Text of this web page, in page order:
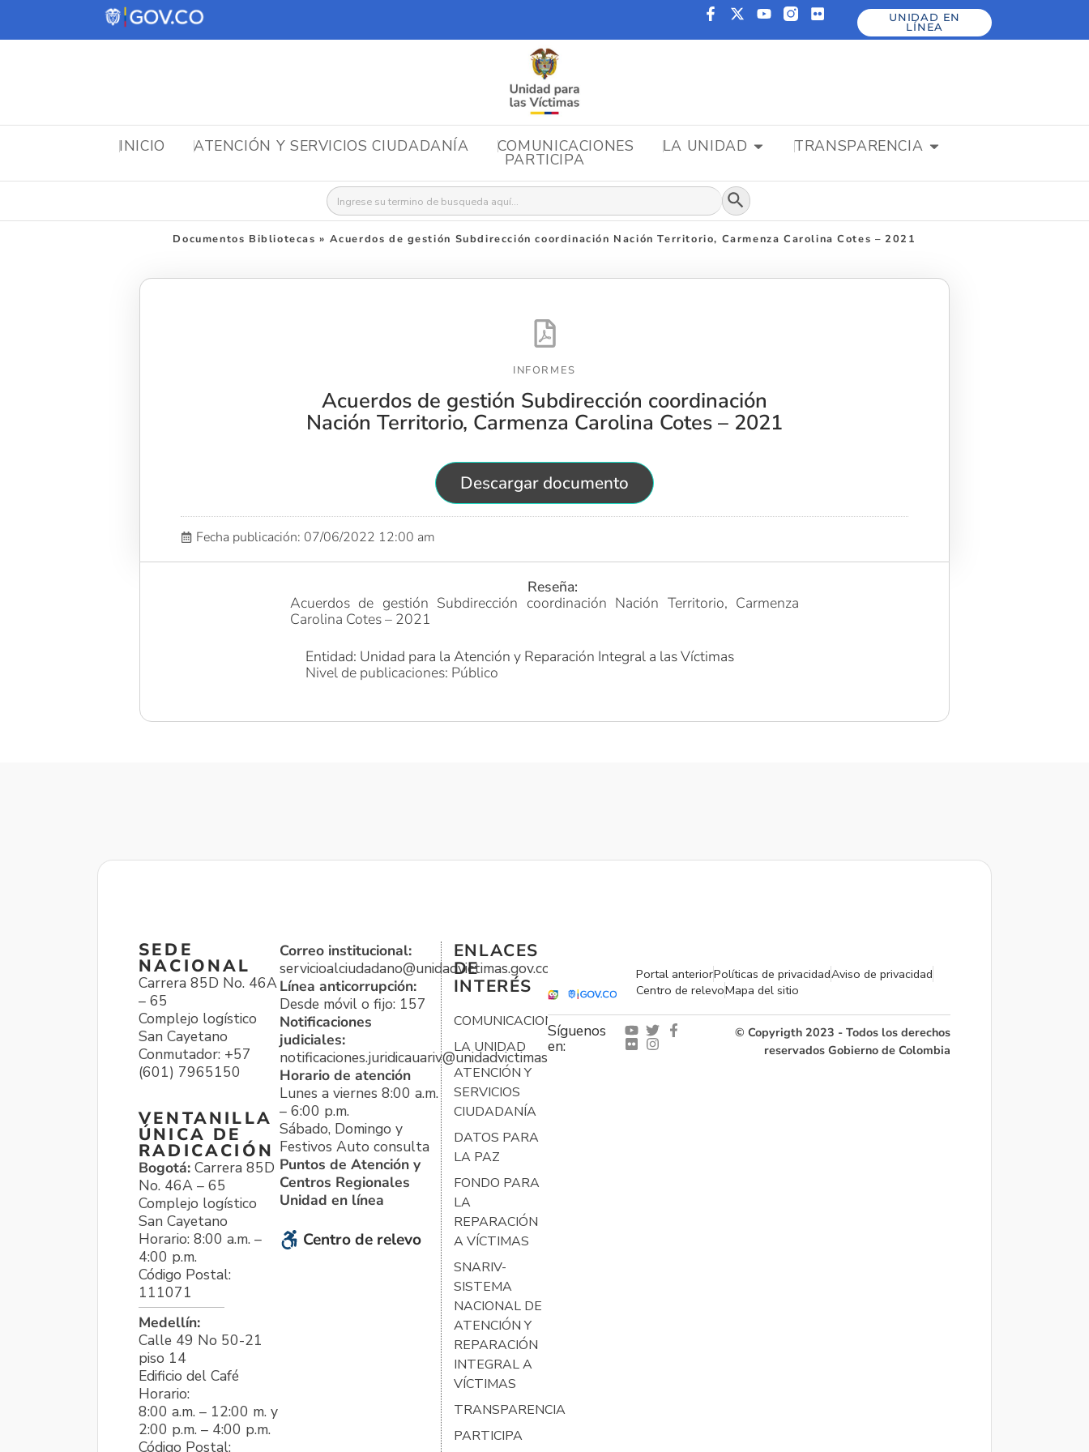
UNIDAD EN
LÍNEA
INICIO ATENCIÓN Y SERVICIOS CIUDADANÍA COMUNICACIONES LA UNIDAD TRANSPARENCIA
PARTICIPA
Buscar: Botón de búsqueda
Documentos Bibliotecas » Acuerdos de gestión Subdirección coordinación Nación Territorio, Carmenza Carolina Cotes – 2021
INFORMES
Acuerdos de gestión Subdirección coordinación
Nación Territorio, Carmenza Carolina Cotes – 2021
Descargar documento
Fecha publicación: 07/06/2022 12:00 am
Reseña:
Acuerdos de gestión Subdirección coordinación Nación Territorio, Carmenza
Carolina Cotes – 2021
Entidad: Unidad para la Atención y Reparación Integral a las Víctimas
Nivel de publicaciones: Público
SEDE
NACIONAL
Carrera 85D No. 46A
– 65
Complejo logístico
San Cayetano
Conmutador: +57
(601) 7965150
VENTANILLA
ÚNICA DE
RADICACIÓN
Bogotá: Carrera 85D
No. 46A – 65
Complejo logístico
San Cayetano
Horario: 8:00 a.m. –
4:00 p.m.
Código Postal:
111071
Medellín:
Calle 49 No 50-21
piso 14
Edificio del Café
Horario:
8:00 a.m. – 12:00 m. y
2:00 p.m. – 4:00 p.m.
Código Postal:
Correo institucional:
servicioalciudadano@unidadvictimas.gov.co
Línea anticorrupción:
Desde móvil o fijo: 157
Notificaciones
judiciales:
notificaciones.juridicauariv@unidadvictimas.gov.co
Horario de atención
Lunes a viernes 8:00 a.m.
– 6:00 p.m.
Sábado, Domingo y
Festivos Auto consulta
Puntos de Atención y
Centros Regionales
Unidad en línea
Centro de relevo
ENLACES
DE
INTERÉS
COMUNICACIONES
LA UNIDAD
ATENCIÓN Y
SERVICIOS
CIUDADANÍA
DATOS PARA
LA PAZ
FONDO PARA
LA
REPARACIÓN
A VÍCTIMAS
SNARIV-
SISTEMA
NACIONAL DE
ATENCIÓN Y
REPARACIÓN
INTEGRAL A
VÍCTIMAS
TRANSPARENCIA
PARTICIPA
Portal anteriorPolíticas de privacidadAviso de privacidad
Centro de relevoMapa del sitio
Síguenos
en:
© Copyrigth 2023 - Todos los derechos
reservados Gobierno de Colombia